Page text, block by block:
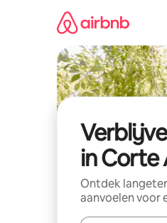
in Corte
Ontdek
aanvoelen voor